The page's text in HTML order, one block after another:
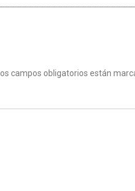
Los campos obligatorios están